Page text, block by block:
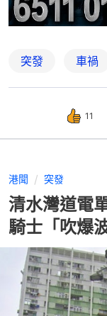
突發 車禍
11
港聞 突發
清水灣道電
騎士「吹爆